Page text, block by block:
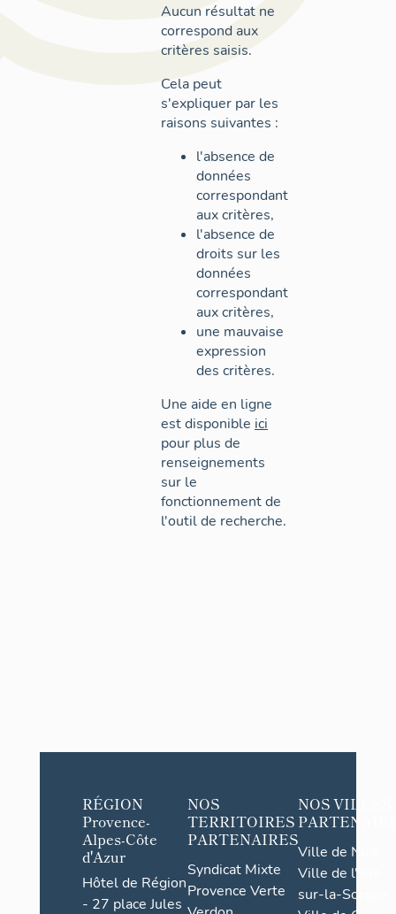
Aucun résultat ne
correspond aux
critères saisis.
Cela peut
s'expliquer par les
raisons suivantes :
l'absence de
données
correspondant
aux critères,
l'absence de
droits sur les
données
correspondant
aux critères,
une mauvaise
expression
des critères.
Une aide en ligne
est disponible ici
pour plus de
renseignements
sur le
fonctionnement de
l'outil de recherche.
RÉGION
Provence-
Alpes-Côte
d'Azur
Hôtel de Région
- 27 place Jules
NOS
TERRITOIRES
PARTENAIRES
Syndicat Mixte
Provence Verte
NOS VILLES
Ville de Nice
Ville de l'Isle-
sur-la-Sorgue